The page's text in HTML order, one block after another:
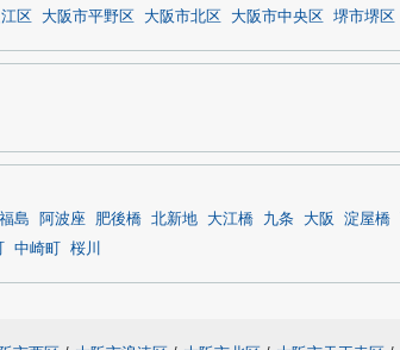
区 大阪市平野区 大阪市北区 大阪市中央区 堺市堺区
福島 阿波座 肥後橋 北新地 大江橋 九条 大阪 淀屋橋
中崎町 桜川